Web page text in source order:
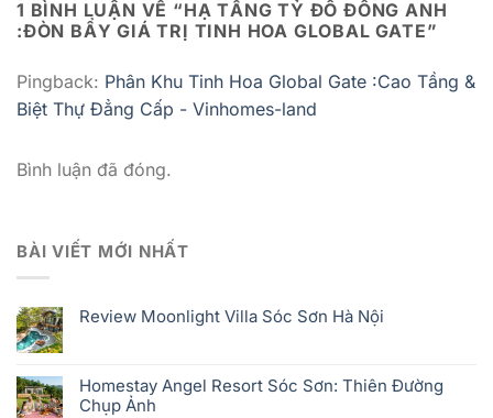
1 BÌNH LUẬN VỀ “HẠ TẦNG TỶ ĐÔ ĐÔNG ANH
:ĐÒN BẨY GIÁ TRỊ TINH HOA GLOBAL GATE”
Pingback: Phân Khu Tinh Hoa Global Gate :Cao Tầng &
Biệt Thự Đẳng Cấp - Vinhomes-land
Bình luận đã đóng.
BÀI VIẾT MỚI NHẤT
Review Moonlight Villa Sóc Sơn Hà Nội
Homestay Angel Resort Sóc Sơn: Thiên Đường
Chụp Ảnh